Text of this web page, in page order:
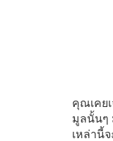
คุณเคย
มูลนั้นๆ
เหล่านี้